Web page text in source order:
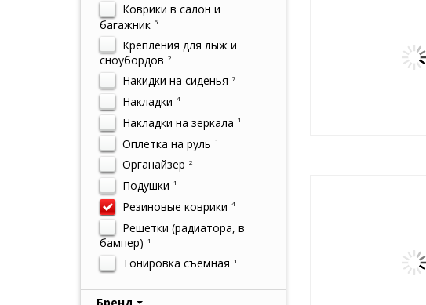
Коврики в салон и
багажник 6
Крепления для лыж и
сноубордов 2
Накидки на сиденья 7
Накладки 4
Накладки на зеркала 1
Оплетка на руль 1
Органайзер 2
Подушки 1
Резиновые коврики 4
Решетки (радиатора, в
бампер)
1
Тонировка съемная 1